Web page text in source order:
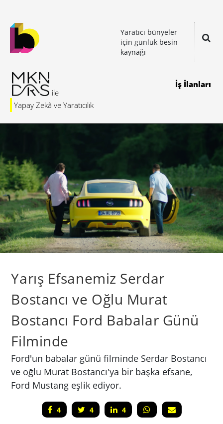
Yaratıcı bünyeler
için günlük besin
kaynağı
Yapay Zekâ ve Yaratıcılık
İş İlanları
Yarış Efsanemiz Serdar
Bostancı ve Oğlu Murat
Bostancı Ford Babalar Günü
Filminde
Ford'un babalar günü filminde Serdar Bostancı
ve oğlu Murat Bostancı'ya bir başka efsane,
Ford Mustang eşlik ediyor.
4 4 4